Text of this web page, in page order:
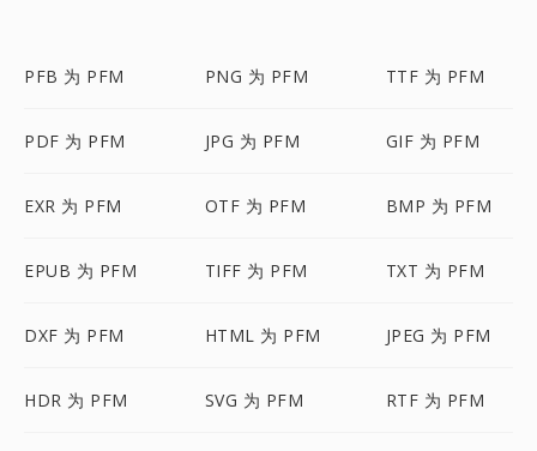
PFB 为 PFM PNG 为 PFM TTF 为 PFM
PDF 为 PFM JPG 为 PFM GIF 为 PFM
EXR 为 PFM OTF 为 PFM BMP 为 PFM
EPUB 为 PFM TIFF 为 PFM TXT 为 PFM
DXF 为 PFM HTML 为 PFM JPEG 为 PFM
HDR 为 PFM SVG 为 PFM RTF 为 PFM